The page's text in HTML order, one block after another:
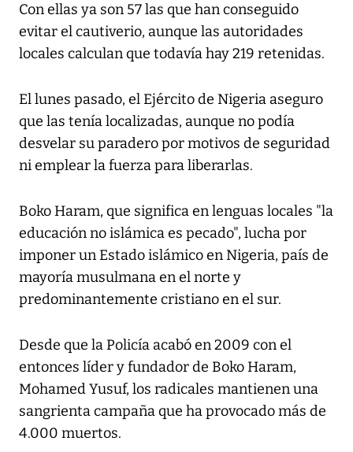
Con ellas ya son 57 las que han conseguido
evitar el cautiverio, aunque las autoridades
locales calculan que todavía hay 219 retenidas.
El lunes pasado, el Ejército de Nigeria aseguro
que las tenía localizadas, aunque no podía
desvelar su paradero por motivos de seguridad
ni emplear la fuerza para liberarlas.
Boko Haram, que significa en lenguas locales "la
educación no islámica es pecado", lucha por
imponer un Estado islámico en Nigeria, país de
mayoría musulmana en el norte y
predominantemente cristiano en el sur.
Desde que la Policía acabó en 2009 con el
entonces líder y fundador de Boko Haram,
Mohamed Yusuf, los radicales mantienen una
sangrienta campaña que ha provocado más de
4.000 muertos.